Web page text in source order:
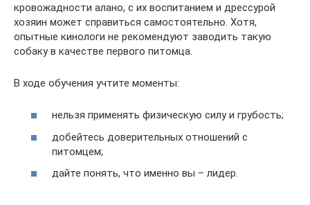
кровожадности алано, с их воспитанием и дрессурой
хозяин может справиться самостоятельно. Хотя,
опытные кинологи не рекомендуют заводить такую
собаку в качестве первого питомца.
В ходе обучения учтите моменты:
нельзя применять физическую силу и грубость;
добейтесь доверительных отношений с
питомцем;
дайте понять, что именно вы – лидер.